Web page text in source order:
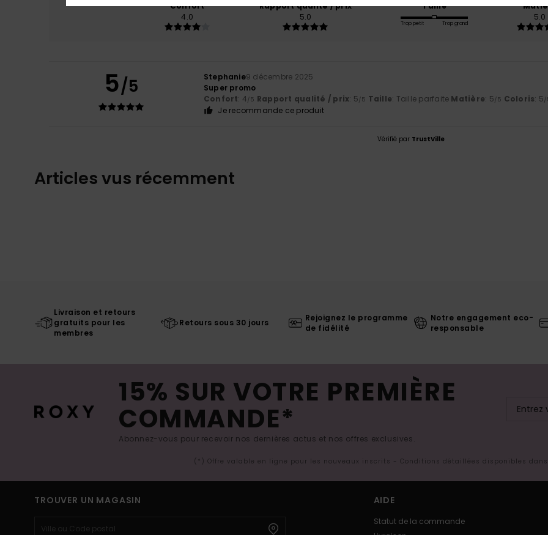
Confort
4.0
Rapport qualité / prix
5.0
Taille
Trop petit Trop grand
5.0
5/5 Stephanie9 décembre 2025
Super promo
Confort: 4/5 Rapport qualité / prix: 5/5 Taille: Taille parfaite Matière: 5/5 Coloris: 5/
Je recommande ce produit
Vérifié par TrustVille
Articles vus récemment
Livraison et retours
gratuits pour les
membres
Retours sous 30 jours
Rejoignez le programme
de fidélité
Notre engagement eco-
responsable
15% SUR VOTRE PREMIÈRE
COMMANDE*
Abonnez-vous pour recevoir nos dernières actus et nos offres exclusives.
(*) Offre valable en ligne pour les nouveaux inscrits - Conditions détaillées disponibles
TROUVER UN MAGASIN AIDE
Statut de la commande